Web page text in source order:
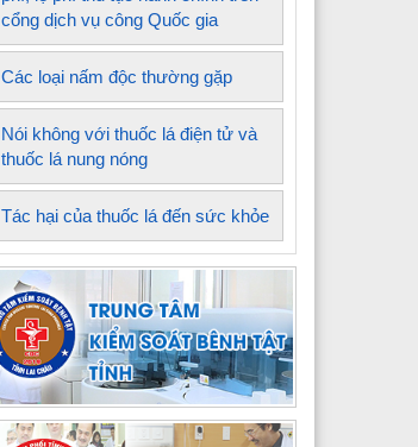
cổng dịch vụ công Quốc gia
Các loại nấm độc thường gặp
Nói không với thuốc lá điện tử và
thuốc lá nung nóng
Tác hại của thuốc lá đến sức khỏe